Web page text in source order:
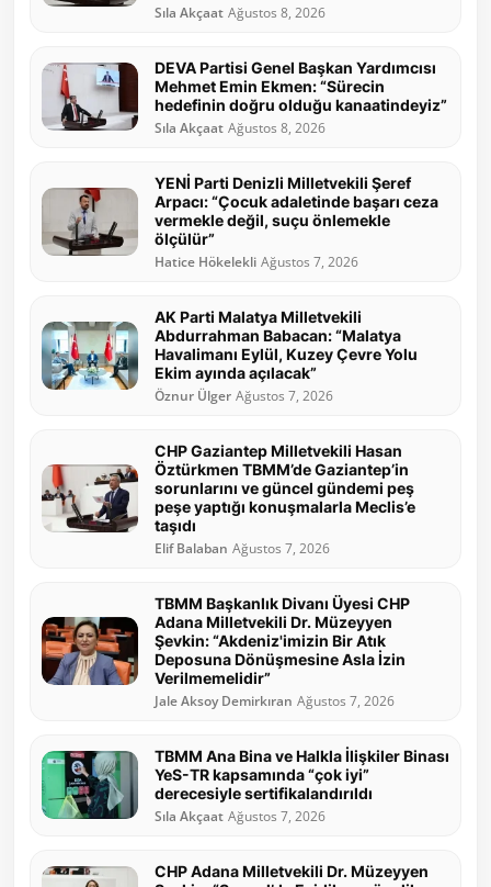
Sıla Akçaat Ağustos 8, 2026
DEVA Partisi Genel Başkan Yardımcısı
Mehmet Emin Ekmen: “Sürecin
hedefinin doğru olduğu kanaatindeyiz”
Sıla Akçaat Ağustos 8, 2026
YENİ Parti Denizli Milletvekili Şeref
Arpacı: “Çocuk adaletinde başarı ceza
vermekle değil, suçu önlemekle
ölçülür”
Hatice Hökelekli Ağustos 7, 2026
AK Parti Malatya Milletvekili
Abdurrahman Babacan: “Malatya
Havalimanı Eylül, Kuzey Çevre Yolu
Ekim ayında açılacak”
Öznur Ülger Ağustos 7, 2026
CHP Gaziantep Milletvekili Hasan
Öztürkmen TBMM’de Gaziantep’in
sorunlarını ve güncel gündemi peş
peşe yaptığı konuşmalarla Meclis’e
taşıdı
Elif Balaban Ağustos 7, 2026
TBMM Başkanlık Divanı Üyesi CHP
Adana Milletvekili Dr. Müzeyyen
Şevkin: “Akdeniz'imizin Bir Atık
Deposuna Dönüşmesine Asla İzin
Verilmemelidir”
Jale Aksoy Demirkıran Ağustos 7, 2026
TBMM Ana Bina ve Halkla İlişkiler Binası
YeS-TR kapsamında “çok iyi”
derecesiyle sertifikalandırıldı
Sıla Akçaat Ağustos 7, 2026
CHP Adana Milletvekili Dr. Müzeyyen